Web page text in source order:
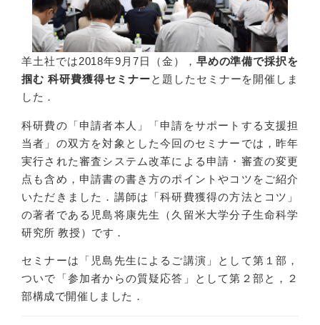
羊土社では2018年9月7日（金）， 早めの準備で採択を
掴む 科研費獲得セミナーと題したセミナーを開催しま
した．
科研費の「申請者本人」「申請をサポートする支援担
当者」の双方を対象とした今回のセミナーでは，昨年
実行された審査システム改革による申請・審査の変更
点も含め，申請書の書き方のポイントやコツをご紹介
いただきました．講師は「科研費獲得の方法とコツ」
の著者である児島将康先生（久留米大学分子生命科学
研究所 教授）です．
セミナーは「児島先生によるご講演」として第１部，
ついで「参加者からの質疑応答」として第２部と，２
部構成で開催しました．